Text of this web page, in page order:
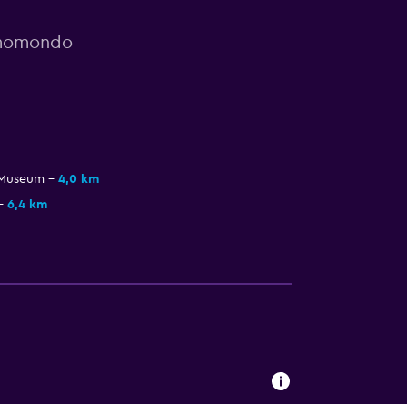
4,0 km
6,4 km